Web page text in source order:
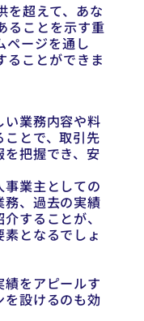
を超えて、あな
ることを示す重
ページを通し
ることができま
い業務内容や料
とで、取引先
把握でき、安
業主としての
、過去の実績
することが、
となるでしょ
をアピールす
を設けるのも効